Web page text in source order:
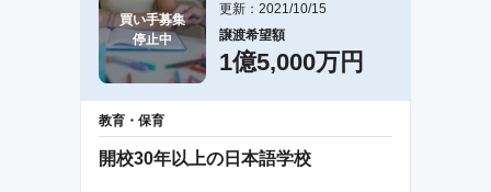
買い手募集
停止中
更新：2021/10/15
譲渡希望額
1億5,000万円
教育・保育
開校30年以上の日本語学校